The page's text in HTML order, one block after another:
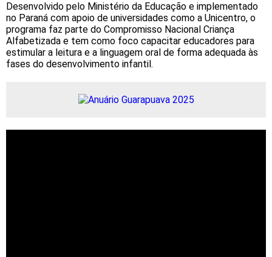
Desenvolvido pelo Ministério da Educação e implementado
no Paraná com apoio de universidades como a Unicentro, o
programa faz parte do Compromisso Nacional Criança
Alfabetizada e tem como foco capacitar educadores para
estimular a leitura e a linguagem oral de forma adequada às
fases do desenvolvimento infantil.